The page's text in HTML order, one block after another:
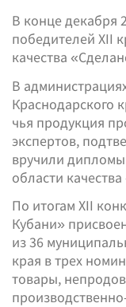
В конце декабря
победителей XII
качества
В
Краснодарского
чья продукция
экспертов,
вручили дипломы
области
По итогам XII
Кубани»
из 36
края в трех
товары,